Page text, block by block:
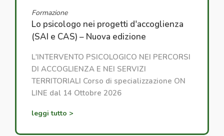
Formazione
Lo psicologo nei progetti d'accoglienza
(SAI e CAS) – Nuova edizione
L'INTERVENTO PSICOLOGICO NEI PERCORSI
DI ACCOGLIENZA E NEI SERVIZI
TERRITORIALI Corso di specializzazione ON
LINE dal 14 Ottobre 2026
leggi tutto >